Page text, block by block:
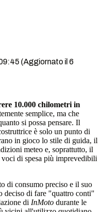
(Aggiornato il 6
10.000 chilometri in
semplice, ma che
si possa pensare. Il
è solo un punto di
in gioco lo stile di guida, il
meteo e, soprattutto, il
di spesa più imprevedibili
di consumo preciso e il suo
deciso di fare "quattro conti"
di InMoto durante le